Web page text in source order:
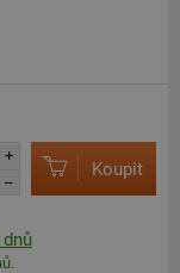
+
–
Koupit